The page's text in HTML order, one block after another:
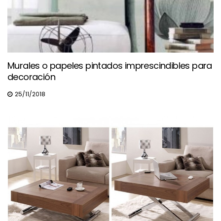
Murales o papeles pintados imprescindibles para
decoración
25/11/2018